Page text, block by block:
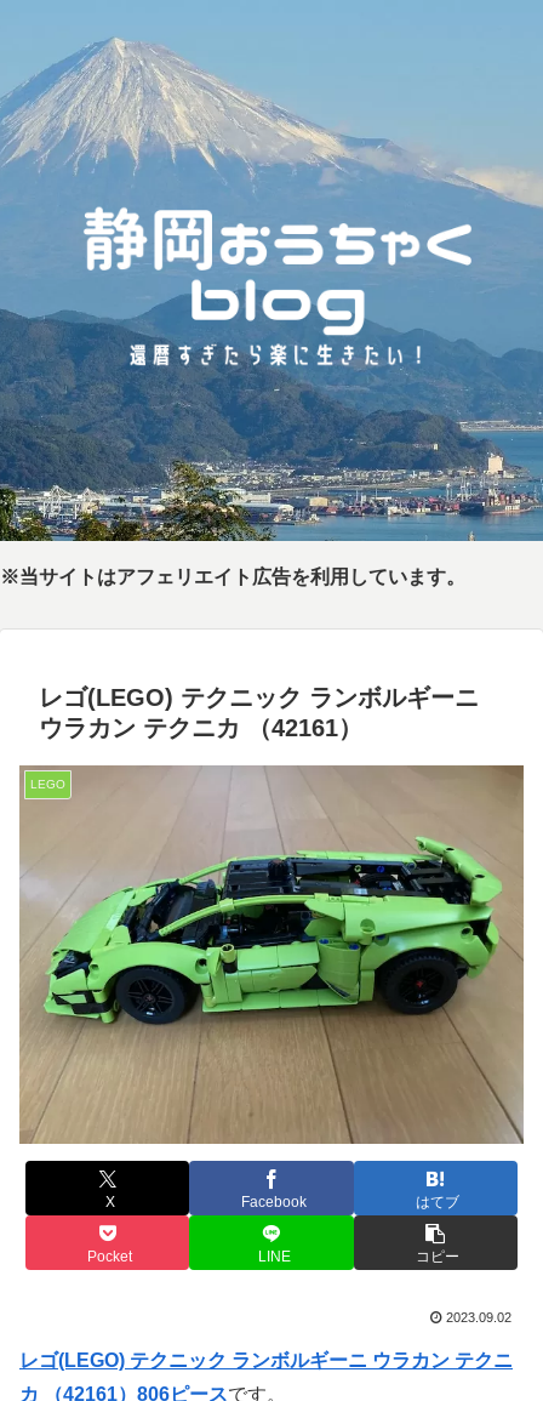
※当サイトはアフェリエイト広告を利用しています。
レゴ(LEGO) テクニック ランボルギーニ
ウラカン テクニカ （42161）
LEGO
X Facebook はてブ
Pocket LINE コピー
2023.09.02
レゴ(LEGO) テクニック ランボルギーニ ウラカン テクニ
カ （42161）806ピースです。